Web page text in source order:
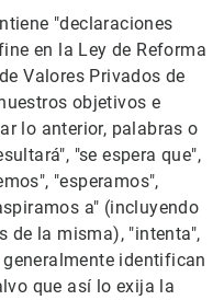
"declaraciones
en la Ley de Reforma
Valores Privados de
objetivos e
lo anterior, palabras o
"se espera que",
"esperamos",
a" (incluyendo
de la misma), "intenta",
identifican
que así lo exija la